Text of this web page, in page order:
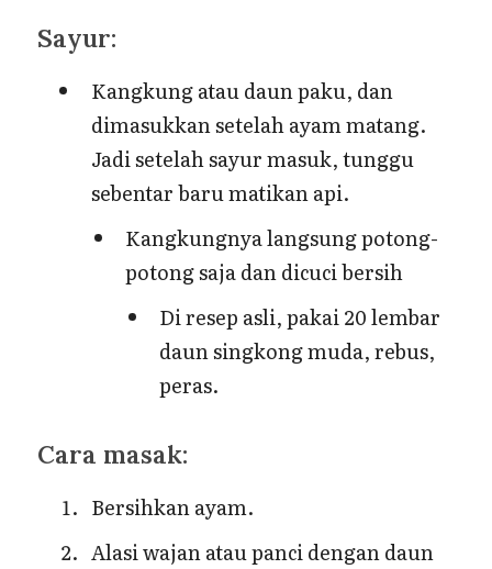
Sayur:
Kangkung atau daun paku, dan
dimasukkan setelah ayam matang.
Jadi setelah sayur masuk, tunggu
sebentar baru matikan api.
Kangkungnya langsung potong-
potong saja dan dicuci bersih
Di resep asli, pakai 20 lembar
daun singkong muda, rebus,
peras.
Cara masak:
Bersihkan ayam.
Alasi wajan atau panci dengan daun